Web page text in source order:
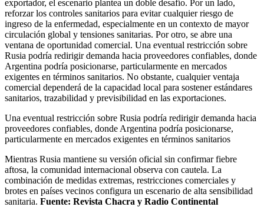
exportador, el escenario plantea un doble desafío. Por un lado,
reforzar los controles sanitarios para evitar cualquier riesgo de
ingreso de la enfermedad, especialmente en un contexto de mayor
circulación global y tensiones sanitarias. Por otro, se abre una
ventana de oportunidad comercial. Una eventual restricción sobre
Rusia podría redirigir demanda hacia proveedores confiables, donde
Argentina podría posicionarse, particularmente en mercados
exigentes en términos sanitarios. No obstante, cualquier ventaja
comercial dependerá de la capacidad local para sostener estándares
sanitarios, trazabilidad y previsibilidad en las exportaciones.
Una eventual restricción sobre Rusia podría redirigir demanda hacia
proveedores confiables, donde Argentina podría posicionarse,
particularmente en mercados exigentes en términos sanitarios
Mientras Rusia mantiene su versión oficial sin confirmar fiebre
aftosa, la comunidad internacional observa con cautela. La
combinación de medidas extremas, restricciones comerciales y
brotes en países vecinos configura un escenario de alta sensibilidad
sanitaria. Fuente: Revista Chacra y Radio Continental